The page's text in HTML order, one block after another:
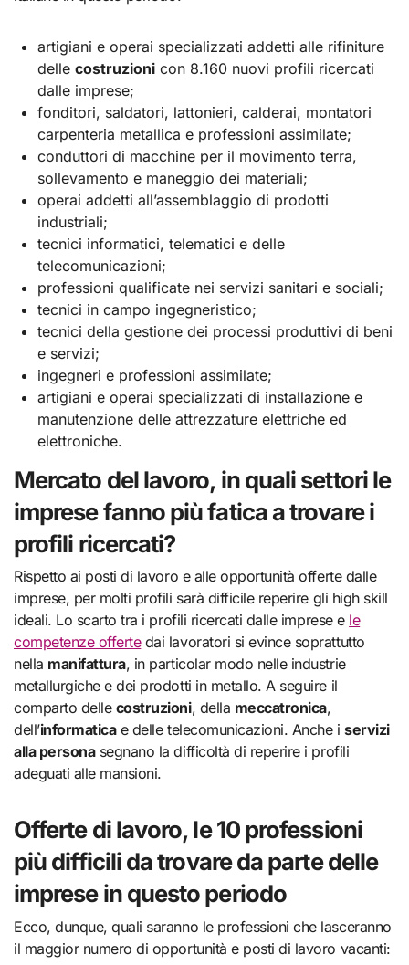
artigiani e operai specializzati addetti alle rifiniture
delle costruzionicon 8.160 nuovi profili ricercati
dalle imprese;
fonditori, saldatori, lattonieri, calderai, montatori
carpenteria metallica e professioni assimilate;
conduttori di macchine per il movimento terra,
sollevamento e maneggio dei materiali;
operai addetti all’assemblaggio di prodotti
industriali;
tecnici informatici, telematici e delle
telecomunicazioni;
professioni qualificate nei servizi sanitari e sociali;
tecnici in campo ingegneristico;
tecnici della gestione dei processi produttivi di beni
e servizi;
ingegneri e professioni assimilate;
artigiani e operai specializzati di installazione e
manutenzione delle attrezzature elettriche ed
elettroniche.
Mercato del lavoro, in quali settori le
imprese fanno più fatica a trovare i
profili ricercati?
Rispetto ai posti di lavoro e alle opportunità offerte dalle
imprese, per molti profili sarà difficile reperire gli high skill
ideali. Lo scarto tra i profili ricercati dalle imprese e le
competenze offertedai lavoratori si evince soprattutto
nella manifattura, in particolar modo nelle industrie
metallurgiche e dei prodotti in metallo. A seguire il
comparto delle costruzioni, della meccatronica,
dell’informaticae delle telecomunicazioni. Anche iservizi
alla personasegnano la difficoltà di reperire i profili
adeguati alle mansioni.
Offerte di lavoro, le 10 professioni
più difficili da trovare da parte delle
imprese in questo periodo
Ecco, dunque, quali saranno le professioni che lasceranno
il maggior numero di opportunità e posti di lavoro vacanti: